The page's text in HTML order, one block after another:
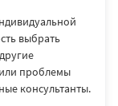
выбрать
проблемы
консультанты.